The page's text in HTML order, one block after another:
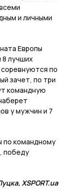
и личными
Европы
8 лучших
по
зачет, по три
командную
у мужчин и 7
по командному
победу
XSPORT.ua